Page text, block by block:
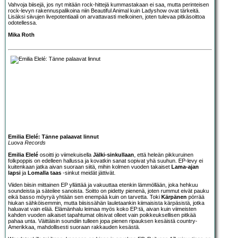
Vahvoja biisejä, jos nyt mitään rock-hittejä kummastakaan ei saa, mutta perinteisen
rock-levyn rakennuspalikoina niin Beautiful Animal kuin Ladyshow ovat tärkeitä.
Lisäksi siivujen livepotentiaali on arvattavasti melkoinen, joten tulevaa pitkäsoittoa
odotellessa.
Mika Roth
Emilia Elelé: Tänne palaavat linnut
Luova Records
Emilia Elelé osoitti jo viimekuisella Jälki-sinkullaan , että heleän pikkuruinen
folkpoppis on edelleen hallussa ja kovatkin sanat sopivat yhä suuhun. EP-levy ei
kuitenkaan jatka aivan suoraan siitä, mihin kolmen vuoden takaiset Lama-ajan
lapsi ja Lomalla taas -sinkut meidät jättivät.
Viiden biisin mittainen EP yllättää ja vakuuttaa etenkin lämmöllään, joka hehkuu
soundeista ja säteilee sanoista. Soitto on pidetty pienenä, joten rummut eivät pauku
eikä basso möyryä yhtään sen enempää kuin on tarvetta. Toki Kärpänen pörrää
hiukan sähköisemmin, mutta biisissähän lauletaankin kiimaisista kärpäsistä, jotka
haluavat vain elää. Elämänhalu leimaa myös koko EP:tä, aivan kuin viimeisten
kahden vuoden aikaiset tapahtumat olisivat olleet vain poikkeuksellisen pitkää
pahaa unta. Väittäisin soundiin tulleen jopa pienen ripauksen kesäistä country-
Amerikkaa, mahdollisesti suoraan rakkauden kesästä.